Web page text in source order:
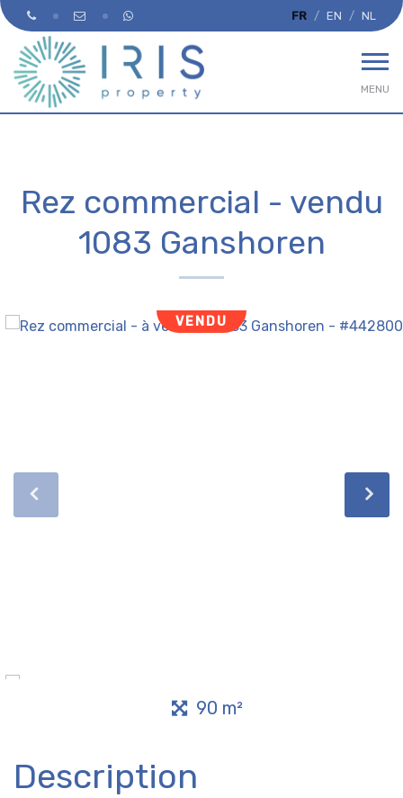
FR EN NL
MENU
Rez commercial - vendu
1083 Ganshoren
VENDU
90 m²
Description